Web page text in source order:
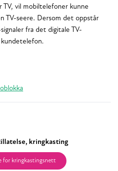
vil mobiltelefoner kunne
TV-seere. Dersom det oppstår
fra det digitale TV-
kringkasting
for kringkastingsnett